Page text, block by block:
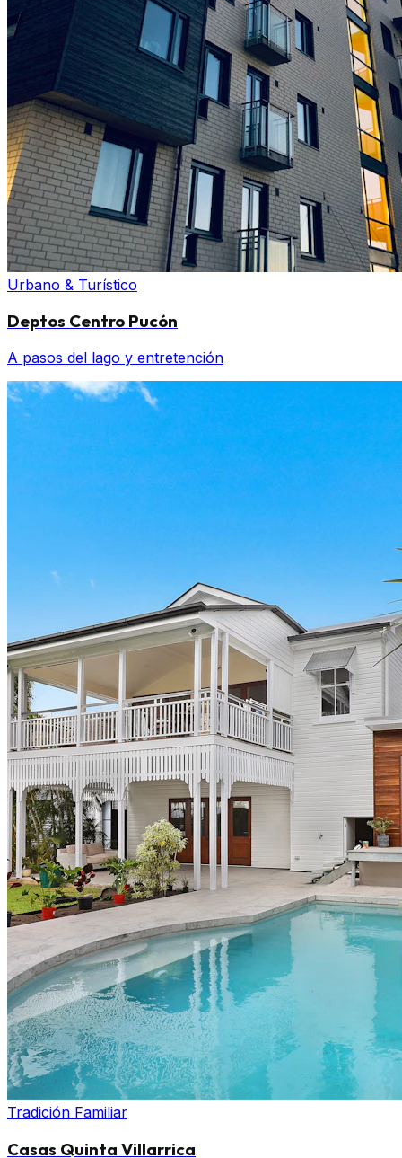
Urbano & Turístico
Deptos Centro Pucón
A pasos del lago y entretención
Tradición Familiar
Casas Quinta Villarrica